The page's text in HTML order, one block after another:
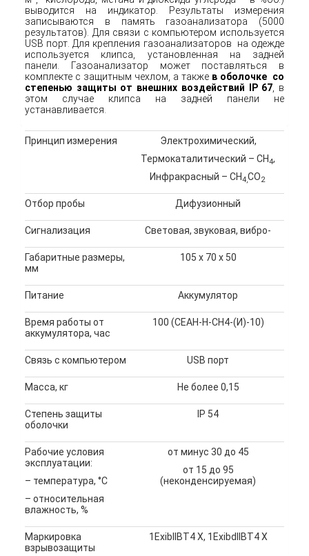
выводится на индикатор. Результаты измерения
записываются в память газоанализатора (5000
результатов). Для связи с компьютером используется
USB порт. Для крепления газоанализаторов на одежде
используется клипса, установленная на задней
панели. Газоанализатор может поставляться в
комплекте с защитным чехлом , а также в оболочке со
степенью защиты от внешних воздействий IP 67 , в
этом случае клипса на задней панели не
устанавливается.
Принцип измерения
Электрохимический,
Термокаталитический – СН4,
Инфракрасный – СН4,СО2
Отбор пробы Дифузионный
Сигнализация Световая, звуковая, вибро-
Габаритные размеры,
мм
105 x 70 x 50
Питание Аккумулятор
Время работы от
аккумулятора, час
100 (СЕАН-Н-СН4-(И)-10)
Связь с компьютером USB порт
Масса, кг Не более 0,15
Степень защиты
оболочки
IP 54
Рабочие условия
эксплуатации:
– температура, °С
– относительная
влажность, %
от минус 30 до 45
от 15 до 95
(неконденсируемая)
Маркировка
взрывозащиты
1ExibIIBT4 Х, 1ExibdIIBT4 Х